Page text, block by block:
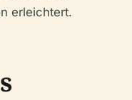
erleichtert.